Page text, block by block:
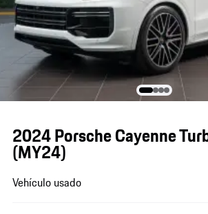
2024 Porsche Cayenne
(MY24)
Vehículo usado